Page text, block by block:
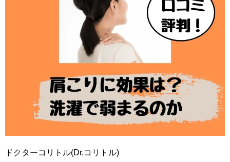
ドクターコリトル(Dr.コリトル)